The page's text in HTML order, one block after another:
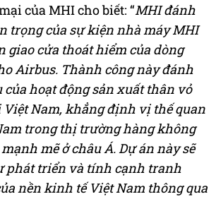
của MHI cho biết: “MHI đánh
trọng của sự kiện nhà máy MHI
giao cửa thoát hiểm của dòng
Airbus. Thành công này đánh
hoạt động sản xuất thân vỏ
Nam, khẳng định vị thế quan
trong thị trường hàng không
mẽ ở châu Á. Dự án này sẽ
phát triển và tính cạnh tranh
nền kinh tế Việt Nam thông qua